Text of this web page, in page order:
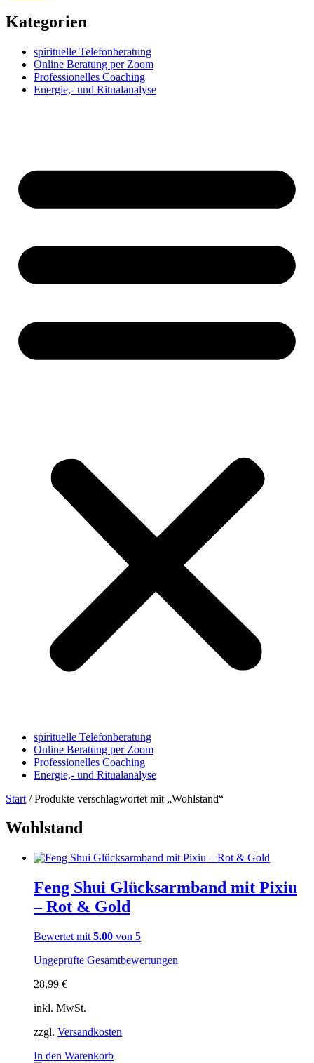
Kategorien
spirituelle Telefonberatung
Online Beratung per Zoom
Professionelles Coaching
Energie,- und Ritualanalyse
spirituelle Telefonberatung
Online Beratung per Zoom
Professionelles Coaching
Energie,- und Ritualanalyse
Start / Produkte verschlagwortet mit „Wohlstand“
Wohlstand
Feng Shui Glücksarmband mit Pixiu
– Rot & Gold
Bewertet mit 5.00 von 5
Ungeprüfte Gesamtbewertungen
28,99 €
inkl. MwSt.
zzgl. Versandkosten
In den Warenkorb